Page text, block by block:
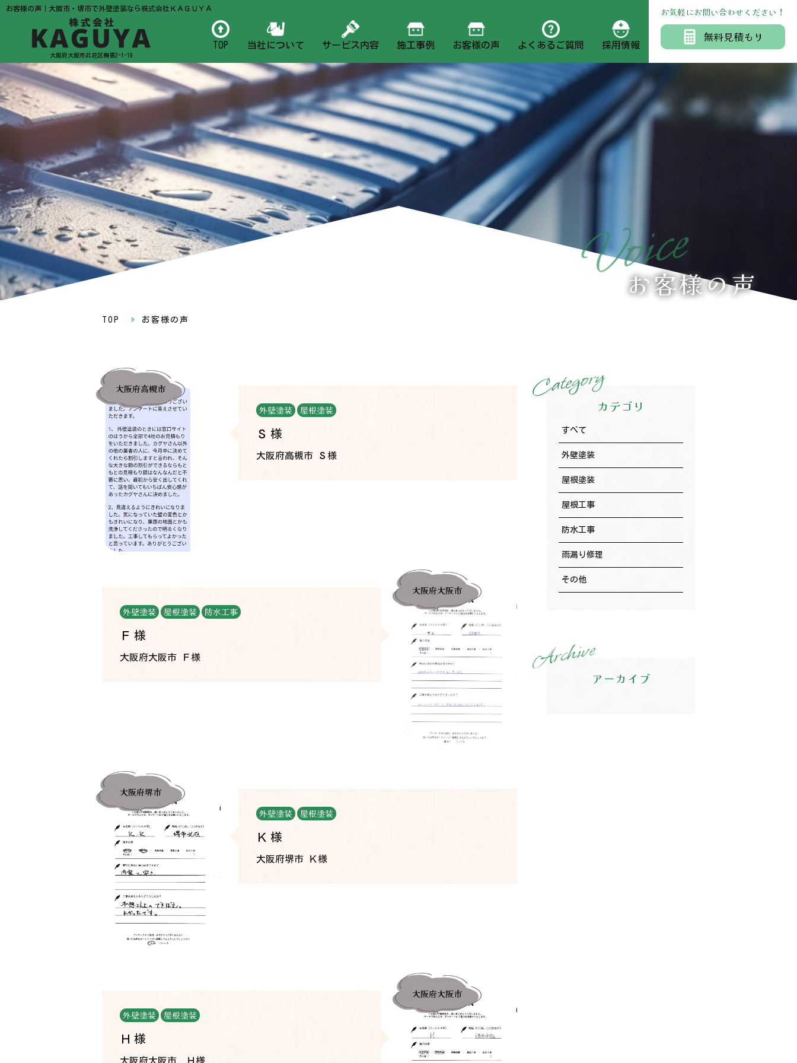
お客様の声｜大阪市・堺市で外壁塗装なら株式会社ＫＡＧＵＹＡ
大阪府大阪市此花区梅香2-1-19
TOP 当社について サービス内容 施工事例 お客様の声 よくあるご質問 採用情報
お気軽にお問い合わせください！
無料見積もり
Voice
お客様の声
TOP お客様の声
大阪府高槻市
外壁塗装
屋根塗装
Ｓ様
大阪府高槻市 Ｓ様
大阪府大阪市
外壁塗装
屋根塗装
防水工事
Ｆ様
大阪府大阪市 Ｆ様
大阪府堺市
外壁塗装
屋根塗装
Ｋ様
大阪府堺市 Ｋ様
大阪府大阪市
外壁塗装
屋根塗装
Ｈ様
大阪府大阪市 Ｈ様
Category
カテゴリ
すべて
外壁塗装
屋根塗装
屋根工事
防水工事
雨漏り修理
その他
Archive
アーカイブ